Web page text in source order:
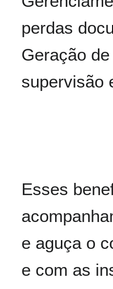
perdas
Geração
supervisão
Esses
e aguça o
e com as